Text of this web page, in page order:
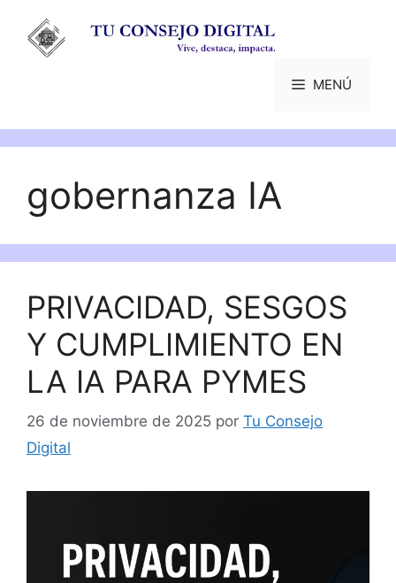
contenido
MENÚ
gobernanza IA
PRIVACIDAD, SESGOS
Y CUMPLIMIENTO EN
LA IA PARA PYMES
26 de noviembre de 2025 por Tu Consejo
Digital